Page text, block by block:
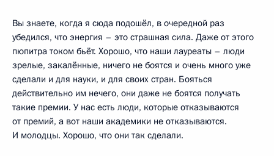
Вы знаете, когда я сюда подошёл, в очередной раз
убедился, что энергия – это страшная сила. Даже от этого
пюпитра током бьёт. Хорошо, что наши лауреаты – люди
зрелые, закалённые, ничего не боятся и очень много уже
сделали и для науки, и для своих стран. Бояться
действительно им нечего, они даже не боятся получать
такие премии. У нас есть люди, которые отказываются
от премий, а вот наши академики не отказываются.
И молодцы. Хорошо, что они так сделали.